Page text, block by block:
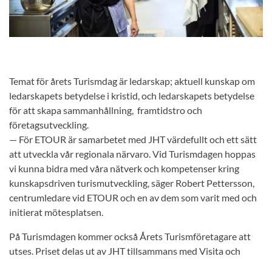
Temat för årets Turismdag är ledarskap; aktuell kunskap om
ledarskapets betydelse i kristid, och ledarskapets betydelse
för att skapa sammanhållning, framtidstro och
företagsutveckling.
— För ETOUR är samarbetet med JHT värdefullt och ett sätt
att utveckla vår regionala närvaro. Vid Turismdagen hoppas
vi kunna bidra med våra nätverk och kompetenser kring
kunskapsdriven turismutveckling, säger Robert Pettersson,
centrumledare vid ETOUR och en av dem som varit med och
initierat mötesplatsen.
På Turismdagen kommer också Årets Turismföretagare att
utses. Priset delas ut av JHT tillsammans med Visita och